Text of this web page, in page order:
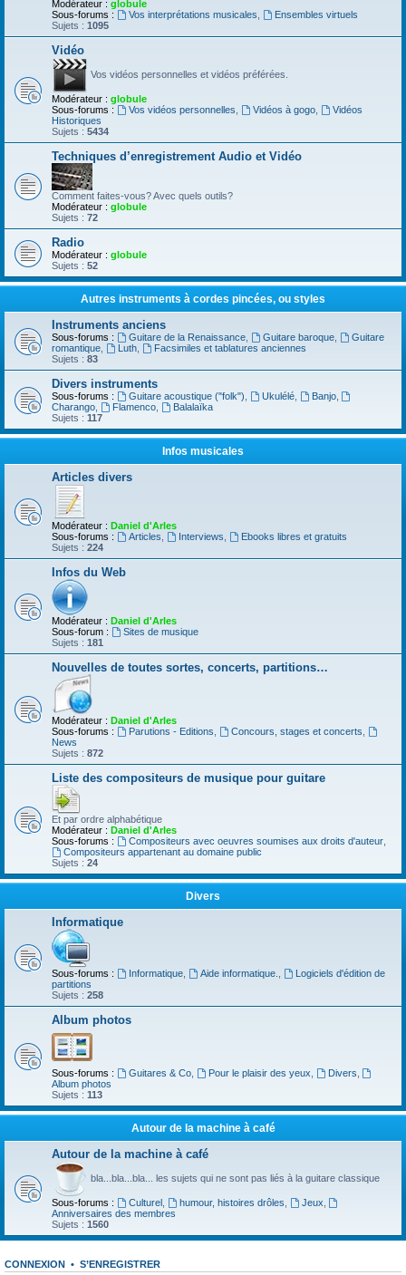
Modérateur : globule
Sous-forums :
Vos interprétations musicales
Ensembles virtuels
Sujets : 1095
Vidéo
Vos vidéos personnelles et vidéos préférées.
Modérateur : globule
Sous-forums :
Vos vidéos personnelles Vidéos à gogo,
Vidéos
Historiques
Sujets : 5434
Techniques d’enregistrement Audio et Vidéo
Comment faites-vous? Avec quels outils?
Modérateur : globule
Sujets : 72
Radio
Modérateur : globule
Sujets : 52
Autres instruments à cordes pincées, ou styles
Instruments anciens
Sous-forums : Guitare de la Renaissance, Guitare baroque,
Guitare
romantique
Luth,
Facsimiles et tablatures anciennes
Sujets : 83
Divers instruments
Sous-forums : Guitare acoustique ("folk") Ukulélé, Banjo,
Charango
Flamenco,
Balalaïka
Sujets : 117
Infos musicales
Articles divers
Modérateur : Daniel d'Arles
Sous-forums :
Articles Interviews
Ebooks libres et gratuits
Sujets : 224
Infos du Web
Modérateur : Daniel d'Arles
Sous-forum :
Sites de musique
Sujets : 181
Nouvelles de toutes sortes, concerts, partitions…
Modérateur : Daniel d'Arles
Sous-forums :
Parutions - Editions Concours, stages et concerts
News
Sujets : 872
Liste des compositeurs de musique pour guitare
Et par ordre alphabétique
Modérateur : Daniel d'Arles
Sous-forums :
Compositeurs avec oeuvres soumises aux droits d'auteur,
Compositeurs appartenant au domaine public
Sujets : 24
Divers
Informatique
Sous-forums : Informatique, Aide informatique.
Logiciels d'édition de
partitions
Sujets : 258
Album photos
Sous-forums : Guitares & Co, Pour le plaisir des yeux Divers
Album photos
Sujets : 113
Autour de la machine à café
Autour de la machine à café
bla...bla...bla... les sujets qui ne sont pas liés à la guitare classique
Sous-forums : Culturel, humour, histoires drôles Jeux
Anniversaires des membres
Sujets : 1560
CONNEXION • S’ENREGISTRER